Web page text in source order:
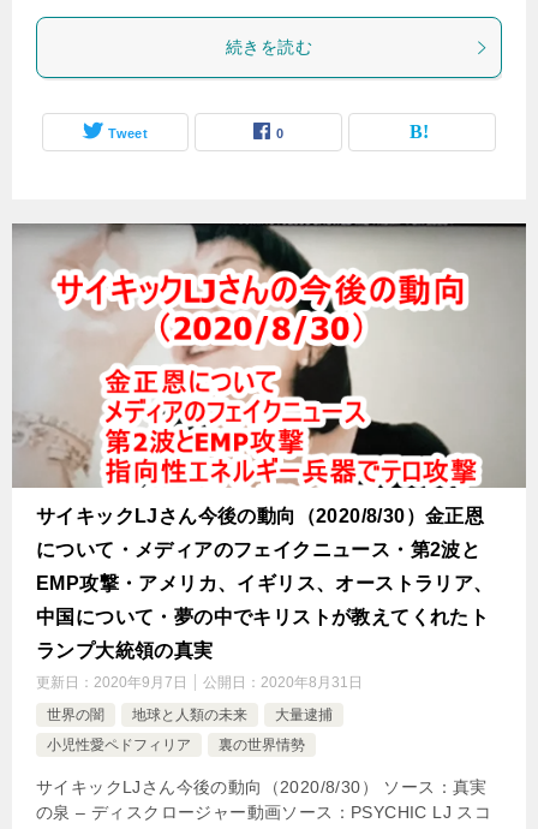
続きを読む
Tweet 0
サイキックLJさん今後の動向（2020/8/30）金正恩
について・メディアのフェイクニュース・第2波と
EMP攻撃・アメリカ、イギリス、オーストラリア、
中国について・夢の中でキリストが教えてくれたト
ランプ大統領の真実
更新日： 2020年9月7日 公開日： 2020年8月31日
世界の闇
地球と人類の未来
大量逮捕
小児性愛ペドフィリア
裏の世界情勢
サイキックLJさん今後の動向（2020/8/30） ソース：真実
の泉 – ディスクロージャー動画ソース：PSYCHIC LJ スコ